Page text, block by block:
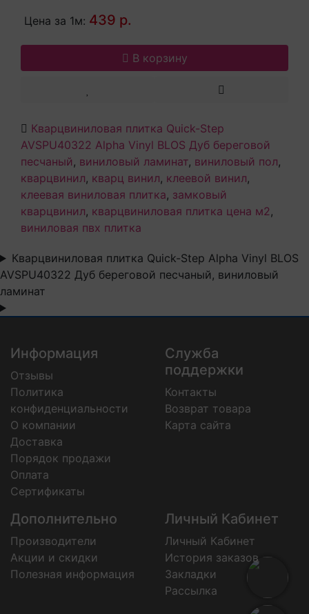
Цена за 1м: 439 р.
В корзину
Кварцвиниловая плитка Quick-Step
AVSPU40322 Alpha Vinyl BLOS Дуб береговой
песчаный , виниловый ламинат, виниловый пол,
кварцвинил, кварц винил, клеевой винил,
клеевая виниловая плитка, замковый
кварцвинил, кварцвиниловая плитка цена м2 ,
виниловая пвх плитка
Кварцвиниловая плитка Quick-Step Alpha Vinyl BLOS
AVSPU40322 Дуб береговой песчаный, виниловый
ламинат
Информация
Отзывы
Политика
конфиденциальности
О компании
Доставка
Порядок продажи
Оплата
Сертификаты
Служба
поддержки
Контакты
Возврат товара
Карта сайта
Дополнительно
Производители
Акции и скидки
Полезная информация
Личный Кабинет
Личный Кабинет
История заказов
Закладки
Рассылка